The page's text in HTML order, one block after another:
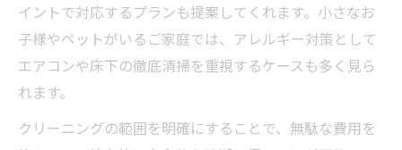
イントで対応するプランも提案してくれます。小さなお
子様やペットがいるご家庭では、アレルギー対策として
エアコンや床下の徹底清掃を重視するケースも多く見ら
れます。
クリーニングの範囲を明確にすることで、無駄な費用を